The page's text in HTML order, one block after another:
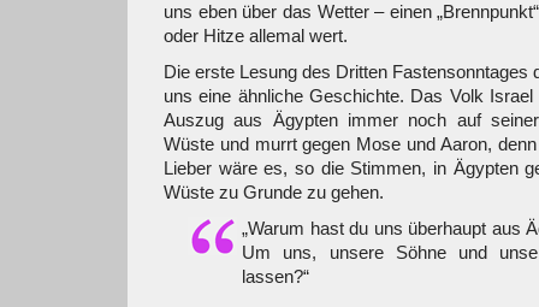
uns eben über das Wetter – einen
oder Hitze allemal wert.
Die erste Lesung des Dritten Fastensonntages
uns eine ähnliche Geschichte. Das Volk
Auszug aus Ägypten immer noch auf
Wüste und murrt gegen Mose und Aaron,
Lieber wäre es, so die Stimmen, in Ägypten
Wüste zu Grunde zu gehen.
„Warum hast du uns überhaupt aus
Um uns, unsere Söhne und
lassen?“